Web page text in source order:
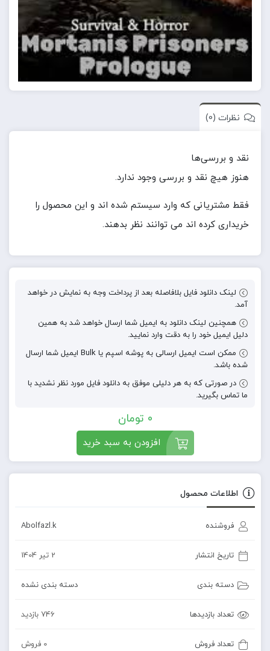
نظرات (0)
نقد و بررسی‌ها
هنوز هیچ نقد و بررسی وجود ندارد.
فقط مشتریانی که وارد سیستم شده اند و این محصول را
خریداری کرده اند می توانند نظر بدهند.
لینک دانلود فایل بلافاصله بعد از پرداخت وجه به نمایش در خواهد
آمد.
همچنین لینک دانلود به ایمیل شما ارسال خواهد شد به همین
دلیل ایمیل خود را به دقت وارد نمایید.
ممکن است ایمیل ارسالی به پوشه اسپم یا Bulk ایمیل شما ارسال
شده باشد.
در صورتی که به هر دلیلی موفق به دانلود فایل مورد نظر نشدید با
ما تماس بگیرید.
0 تومان
افزودن به سبد خرید
اطلاعات محصول
فروشنده Abolfazl.k
تاریخ انتشار 2 تیر 1404
دسته بندی دسته بندی نشده
تعداد بازدیدها 746 بازدید
تعداد فروش 0 فروش